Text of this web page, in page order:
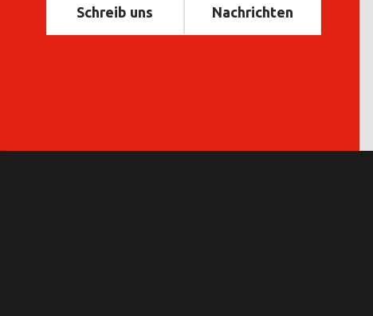
Schreib uns Nachrichten